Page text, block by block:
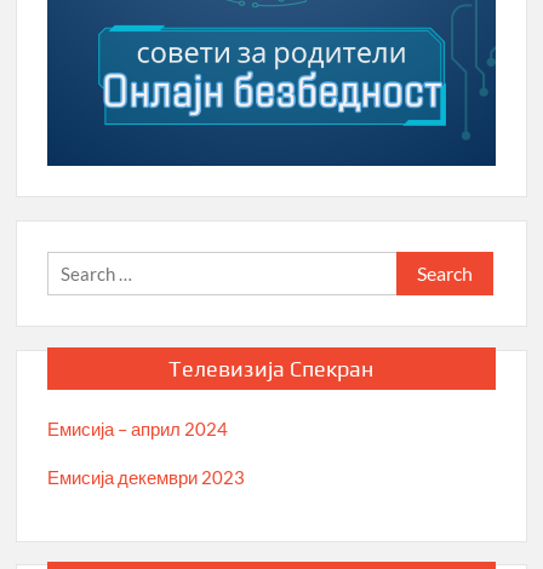
Search
for:
Телевизија Спекран
Емисија – април 2024
Емисија декември 2023